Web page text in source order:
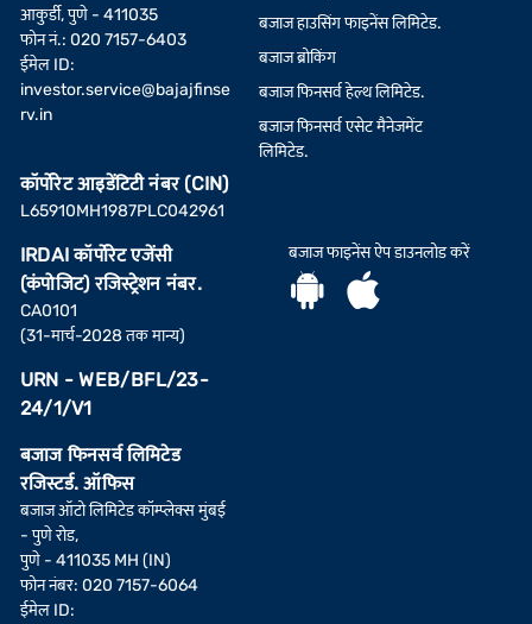
आकुर्डी, पुणे - 411035
फोन नं.: 020 7157-6403
ईमेल ID:
investor.service@bajajfinse
rv.in
कॉर्पोरेट आइडेंटिटी नंबर (CIN)
L65910MH1987PLC042961
IRDAI कॉर्पोरेट एजेंसी
(कंपोजिट) रजिस्ट्रेशन नंबर.
CA0101
(31-मार्च-2028 तक मान्य)
URN - WEB/BFL/23-
24/1/V1
बजाज फिनसर्व लिमिटेड
रजिस्टर्ड. ऑफिस
बजाज ऑटो लिमिटेड कॉम्प्लेक्स मुंबई
- पुणे रोड,
पुणे - 411035 MH (IN)
फोन नंबर: 020 7157-6064
ईमेल ID:
बजाज हाउसिंग फाइनेंस लिमिटेड.
बजाज ब्रोकिंग
बजाज फिनसर्व हेल्थ लिमिटेड.
बजाज फिनसर्व एसेट मैनेजमेंट
लिमिटेड.
बजाज फाइनेंस ऐप डाउनलोड करें